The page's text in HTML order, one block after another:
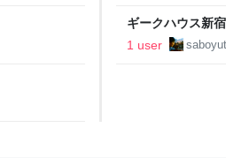
ギークハウス新
した - The
1 user